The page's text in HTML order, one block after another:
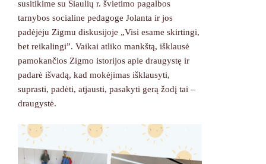
susitikime su Šiaulių r. švietimo pagalbos
tarnybos socialine pedagoge Jolanta ir jos
padėjėju Zigmu diskusijoje „Visi esame skirtingi,
bet reikalingi”. Vaikai atliko mankštą, išklausė
pamokančios Zigmo istorijos apie draugystę ir
padarė išvadą, kad mokėjimas išklausyti,
suprasti, padėti, atjausti, pasakyti gerą žodį tai –
draugystė.